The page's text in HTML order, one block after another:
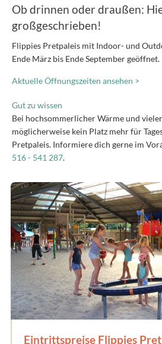
Ob drinnen oder draußen:
großgeschrieben!
Flippies Pretpaleis mit Indoor- und
Ende März bis Ende September geöffnet.
Aktuelle Öffnungszeiten ansehen >
Gut zu wissen
Bei hochsommerlicher Wärme und
möglicherweise kein Platz mehr für
Pretpaleis. Informiere dich gerne im
516 - 541 287.
Eintrittspreise Flippies